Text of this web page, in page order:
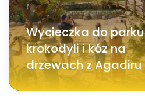
Wycieczka do parku
krokodyli i kóz na
drzewach z Agadiru